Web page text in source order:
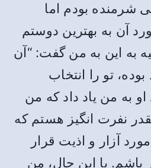
شرمنده بودم اما
آن به بهترین دوستم
به این به من گفت: “آن
تو را انتخاب
به من یاد داد که من
نفرت انگیز هستم که
آزار و اذیت قرار
باشم. با این حال، من